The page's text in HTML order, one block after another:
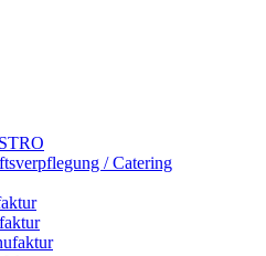
/ Catering